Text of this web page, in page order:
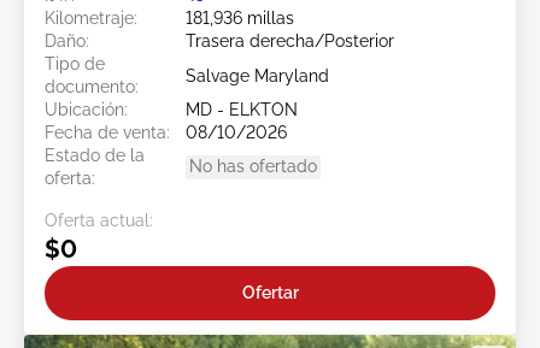
Kilometraje:
181,936 millas
Daño:
Trasera derecha/Posterior
Tipo de
documento:
Salvage Maryland
Ubicación:
MD - ELKTON
Fecha de venta:
08/10/2026
Estado de la
oferta:
No has ofertado
Oferta actual:
$0
Ofertar